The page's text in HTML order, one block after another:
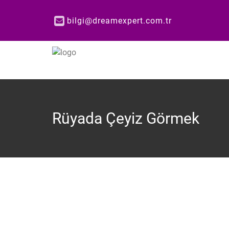
bilgi@dreamexpert.com.tr
Rüyada Çeyiz Görmek